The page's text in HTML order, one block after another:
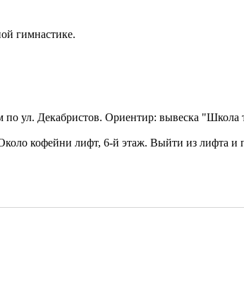
гимнастике.
ул. Декабристов. Ориентир: вывеска "Школа
кофейни лифт, 6-й этаж. Выйти из лифта и